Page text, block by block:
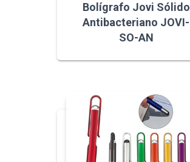
Bolígrafo Jovi Sólido
Antibacteriano JOVI-
SO-AN